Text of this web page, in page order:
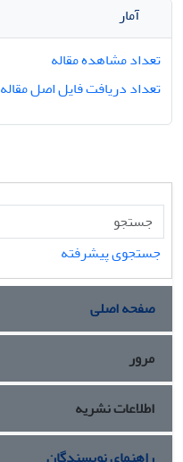
آمار
تعداد مشاهده مقاله
تعداد دریافت فایل اصل مقاله
جستجوی پیشرفته
صفحه اصلی
مرور
اطلاعات نشریه